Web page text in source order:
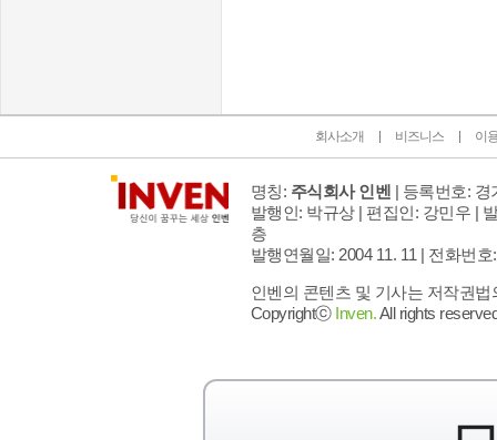
회사소개 비즈니스 이
명칭: 주식회사 인벤 | 등록번호: 경
발행인: 박규상 | 편집인: 강민우 |
층
발행연월일: 2004 11. 11 | 전화번호
인벤의 콘텐츠 및 기사는 저작권
Copyrightⓒ Inven.All rights